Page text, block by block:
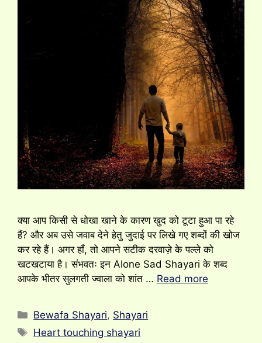
क्या आप किसी से धोखा खाने के कारण खुद को टूटा हुआ पा रहे
हैं? और अब उसे जवाब देने हेतु जुदाई पर लिखे गए शब्दों की खोज
कर रहे हैं। अगर हॉं, तो आपने सटीक दरवाज़े के पल्ले को
खटखटाया है। संभवतः इन Alone Sad Shayari के शब्द
आपके भीतर सुलगती ज्वाला को शांत … Read more
Categories
Bewafa Shayari, Shayari
Tags
Heart touching shayari